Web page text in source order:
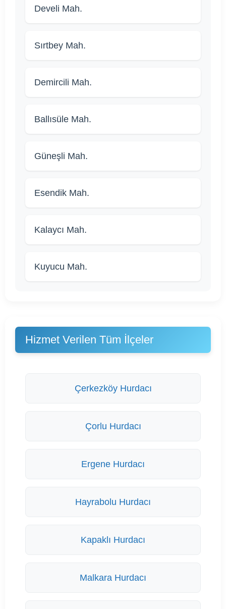
Develi Mah.
Sırtbey Mah.
Demircili Mah.
Ballısüle Mah.
Güneşli Mah.
Esendik Mah.
Kalaycı Mah.
Kuyucu Mah.
Hizmet Verilen Tüm İlçeler
Çerkezköy Hurdacı
Çorlu Hurdacı
Ergene Hurdacı
Hayrabolu Hurdacı
Kapaklı Hurdacı
Malkara Hurdacı